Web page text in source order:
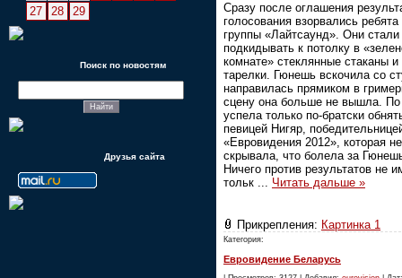
27
28 29
Поиск по новостям
Друзья сайта
Сразу после оглашения
голосования взорвались ребята
группы «Лайтсаунд». Они стали
подкидывать к потолку в
комнате» стеклянные стаканы и
тарелки. Гюнешь вскочила со
направилась прямиком в
сцену она больше не вышла. По
успела только по-братски
певицей Нигяр,
«Евровидения 2012», которая не
скрывала, что болела за
Ничего против результатов не
тольк ... Читать дальше »
Прикрепления: Картинка 1
Категория:
Евровидение Беларусь